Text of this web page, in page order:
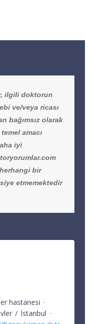
ilgili doktorun
ve/veya ricası
bağımsız olarak
amacı
iyi
bir
etmemektedir
hastanesi ·
/ İstanbul ·